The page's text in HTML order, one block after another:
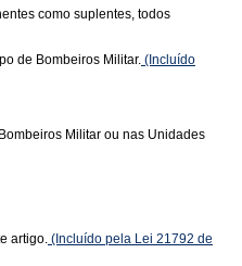
como suplentes, todos
de Bombeiros Militar. (Incluído
Militar ou nas Unidades
artigo. (Incluído pela Lei 21792 de